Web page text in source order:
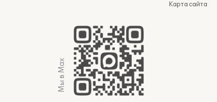
Карта сайта
Мы в Max